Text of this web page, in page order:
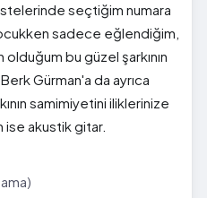
seçtiğim numara
sadece eğlendiğim,
bu güzel şarkının
Gürman'a da ayrıca
samimiyetini iliklerinize
akustik gitar.